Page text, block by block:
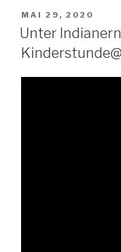
VERÖFFENTLICHT
AM
MAI 29, 2020
Unter